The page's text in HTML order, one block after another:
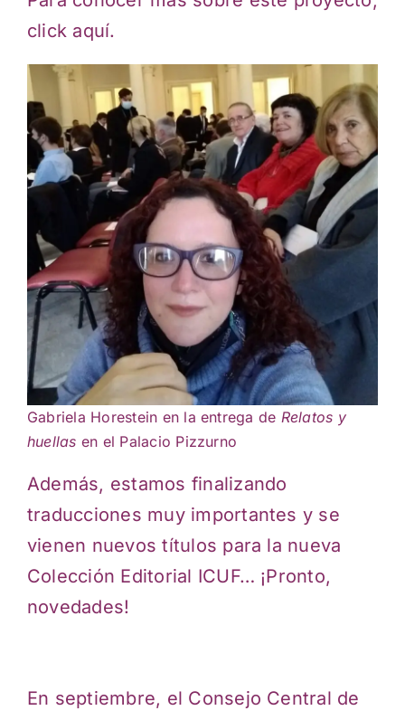
click aquí.
Gabriela Horestein en la entrega de Relatos y
huellas en el Palacio Pizzurno
Además, estamos finalizando
traducciones muy importantes y se
vienen nuevos títulos para la nueva
Colección Editorial ICUF… ¡Pronto,
novedades!
En septiembre, el Consejo Central de